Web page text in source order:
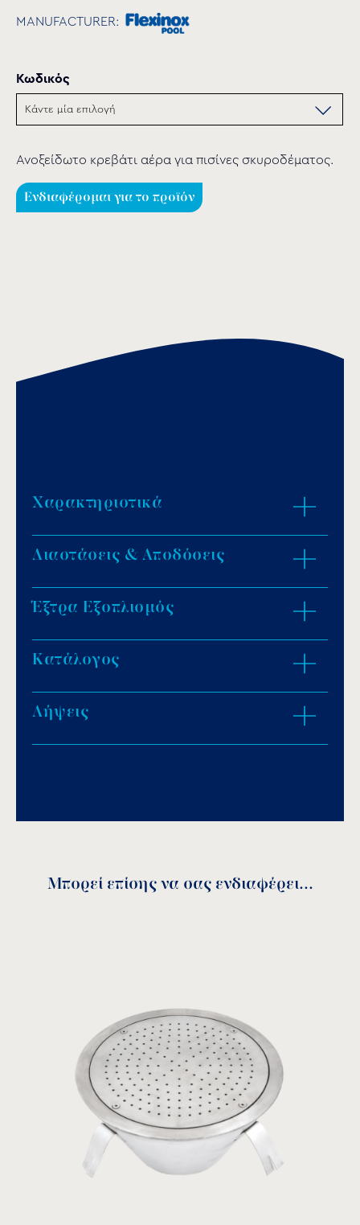
MANUFACTURER:
Κωδικός
Ανοξείδωτο κρεβάτι αέρα για πισίνες σκυροδέματος.
Ενδιαφέρομαι για το προϊόν
Χαρακτηριστικά
132 έξοδοι Ø 2,5mm.
Απαιτείται blower 1,10 HP.
Σύνδεση 2½” θηλυκό.
Διαστάσεις & Αποδόσεις
Έξτρα Εξοπλισμός
87191017
Δείτε το προϊόν
Κατάλογος
Λήψεις
Μπορεί επίσης να σας ενδιαφέρει...